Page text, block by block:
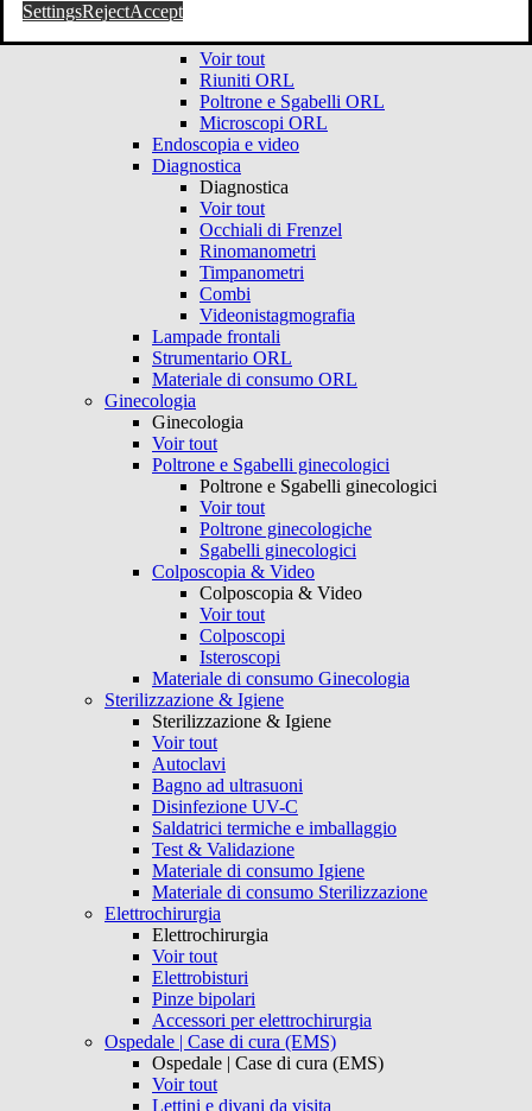
Ambulatorio ORL
Ambulatorio ORL
Voir tout
Riuniti ORL
Poltrone e Sgabelli ORL
Microscopi ORL
Endoscopia e video
Diagnostica
Diagnostica
Voir tout
Occhiali di Frenzel
Rinomanometri
Timpanometri
Combi
Videonistagmografia
Lampade frontali
Strumentario ORL
Materiale di consumo ORL
Ginecologia
Ginecologia
Voir tout
Poltrone e Sgabelli ginecologici
Poltrone e Sgabelli ginecologici
Voir tout
Poltrone ginecologiche
Sgabelli ginecologici
Colposcopia & Video
Colposcopia & Video
Voir tout
Colposcopi
Isteroscopi
Materiale di consumo Ginecologia
Sterilizzazione & Igiene
Sterilizzazione & Igiene
Voir tout
Autoclavi
Bagno ad ultrasuoni
Disinfezione UV-C
Saldatrici termiche e imballaggio
Test & Validazione
Materiale di consumo Igiene
Materiale di consumo Sterilizzazione
Elettrochirurgia
Elettrochirurgia
Voir tout
Elettrobisturi
Pinze bipolari
Accessori per elettrochirurgia
Ospedale | Case di cura (EMS)
Ospedale | Case di cura (EMS)
Voir tout
Lettini e divani da visita
SettingsRejectAccept